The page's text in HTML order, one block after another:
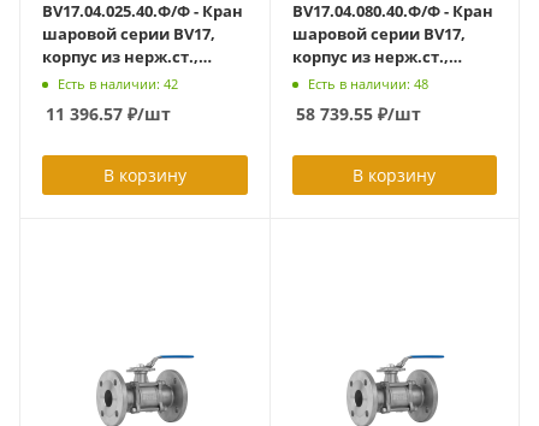
BV17.04.025.40.Ф/Ф - Кран
шаровой серии BV17,
корпус из нерж.ст.,
полнопроходной DN25
PN40, ф/ф с ISO-фланцем
F04/F05
Есть в наличии: 42
11 396.57 ₽/шт
В корзину
BV17.04.080.40.Ф/Ф - Кран
шаровой серии BV17,
корпус из нерж.ст.,
полнопроходной DN80
PN40, ф/ф с ISO-фланцем
F7/F10
Есть в наличии: 48
58 739.55₽/шт
В корзину